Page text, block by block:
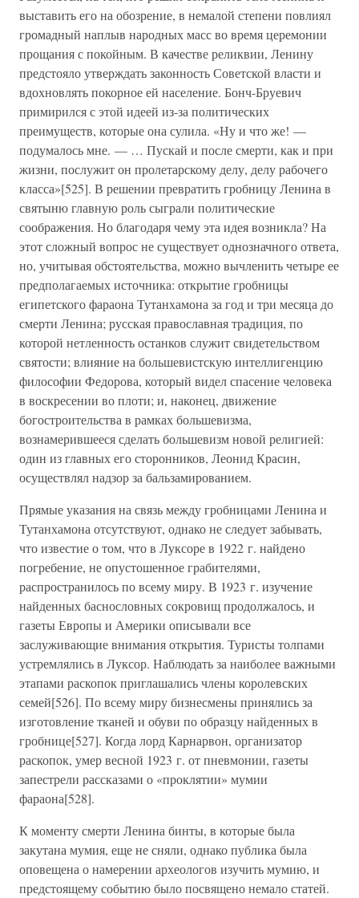
выставить его на обозрение, в немалой степени повлиял
громадный наплыв народных масс во время церемонии
прощания с покойным. В качестве реликвии, Ленину
предстояло утверждать законность Советской власти и
вдохновлять покорное ей население. Бонч-Бруевич
примирился с этой идеей из-за политических
преимуществ, которые она сулила. «Ну и что же! —
подумалось мне. — … Пускай и после смерти, как и при
жизни, послужит он пролетарскому делу, делу рабочего
класса»[525]. В решении превратить гробницу Ленина в
святыню главную роль сыграли политические
соображения. Но благодаря чему эта идея возникла? На
этот сложный вопрос не существует однозначного ответа,
но, учитывая обстоятельства, можно вычленить четыре ее
предполагаемых источника: открытие гробницы
египетского фараона Тутанхамона за год и три месяца до
смерти Ленина; русская православная традиция, по
которой нетленность останков служит свидетельством
святости; влияние на большевистскую интеллигенцию
философии Федорова, который видел спасение человека
в воскресении во плоти; и, наконец, движение
богостроительства в рамках большевизма,
вознамерившееся сделать большевизм новой религией:
один из главных его сторонников, Леонид Красин,
осуществлял надзор за бальзамированием.
Прямые указания на связь между гробницами Ленина и
Тутанхамона отсутствуют, однако не следует забывать,
что известие о том, что в Луксоре в 1922 г. найдено
погребение, не опустошенное грабителями,
распространилось по всему миру. В 1923 г. изучение
найденных баснословных сокровищ продолжалось, и
газеты Европы и Америки описывали все
заслуживающие внимания открытия. Туристы толпами
устремлялись в Луксор. Наблюдать за наиболее важными
этапами раскопок приглашались члены королевских
семей[526]. По всему миру бизнесмены принялись за
изготовление тканей и обуви по образцу найденных в
гробнице[527]. Когда лорд Карнарвон, организатор
раскопок, умер весной 1923 г. от пневмонии, газеты
запестрели рассказами о «проклятии» мумии
фараона[528].
К моменту смерти Ленина бинты, в которые была
закутана мумия, еще не сняли, однако публика была
оповещена о намерении археологов изучить мумию, и
предстоящему событию было посвящено немало статей.